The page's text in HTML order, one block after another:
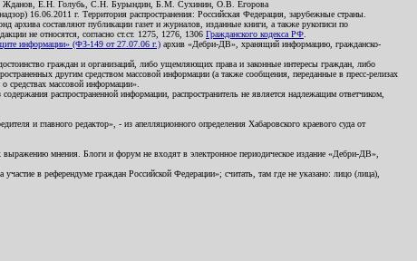
Жданов, Е.Н. Голубь, С.Н. Бурындин, Б.М. Сухинин, О.В. Егорова
16.06.2011 г. Территория распространения: Российская Федерация, зарубежные страны.
архива составляют публикации газет и журналов, изданные книги, а также рукописи по
не относятся, согласно ст.ст. 1275, 1276, 1306 Гражданского кодекса РФ
информации» (ФЗ-149 от 27.07.06 г.) архив «Дебри-ДВ», хранящий информацию, гражданско-
граждан и организаций, либо ущемляющих права и законные интересы граждан, либо
другим средством массовой информации (а также сообщения, переданные в пресс-релизах
средствах массовой информации».
распространенной информации, распространитель не является надлежащим ответчиком,
и главного редактор», - из апелляционного определения Хабаровского краевого суда от
выражению мнения. Блоги и форум не входят в электронное периодическое издание «Дебри-ДВ»,
в референдуме граждан Российской Федерации»; считать, там где не указано: лицо (лица),